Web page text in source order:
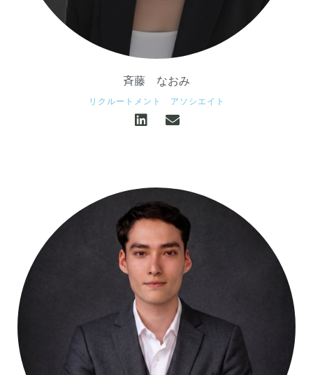
斉藤 なおみ
リクルートメント アソシエイト